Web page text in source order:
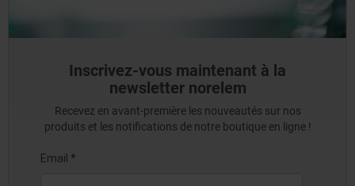
Inscrivez-vous maintenant à la
newsletter norelem
Recevez en avant-première les nouveautés sur nos
produits et les notifications de notre boutique en ligne !